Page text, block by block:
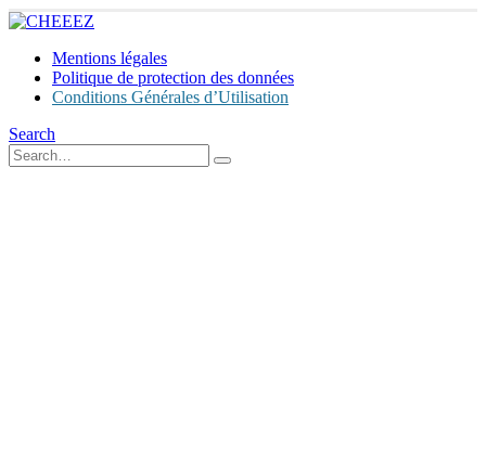
Mentions légales
Politique de protection des données
Conditions Générales d’Utilisation
Search